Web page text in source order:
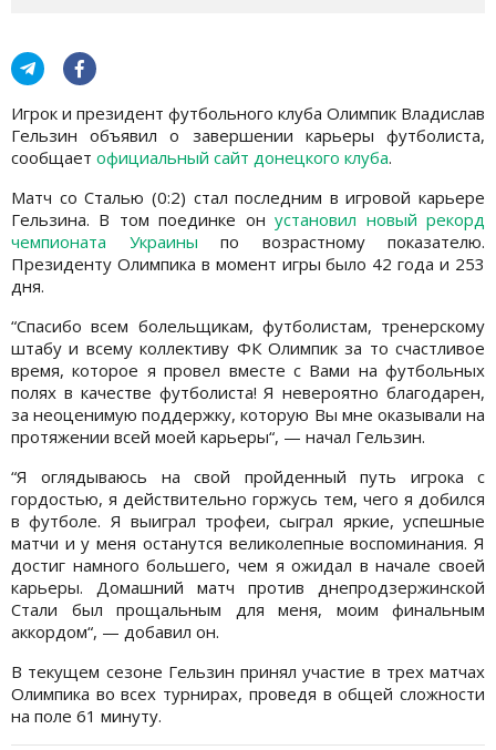
Игрок и президент футбольного клуба Олимпик Владислав
Гельзин объявил о завершении карьеры футболиста,
сообщает официальный сайт донецкого клуба.
Матч со Сталью (0:2) стал последним в игровой карьере
Гельзина. В том поединке онустановил новый рекорд
чемпионата Украины по возрастному показателю.
Президенту Олимпика в момент игры было 42 года и 253
дня.
“Спасибо всем болельщикам, футболистам, тренерскому
штабу и всему коллективу ФК Олимпик за то счастливое
время, которое я провел вместе с Вами на футбольных
полях в качестве футболиста! Я невероятно благодарен,
за неоценимую поддержку, которую Вы мне оказывали на
протяжении всей моей карьеры“, — начал Гельзин.
“Я оглядываюсь на свой пройденный путь игрока с
гордостью, я действительно горжусь тем, чего я добился
в футболе. Я выиграл трофеи, сыграл яркие, успешные
матчи и у меня останутся великолепные воспоминания. Я
достиг намного большего, чем я ожидал в начале своей
карьеры. Домашний матч против днепродзержинской
Стали был прощальным для меня, моим финальным
аккордом“, — добавил он.
В текущем сезоне Гельзин принял участие в трех матчах
Олимпика во всех турнирах, проведя в общей сложности
на поле 61 минуту.